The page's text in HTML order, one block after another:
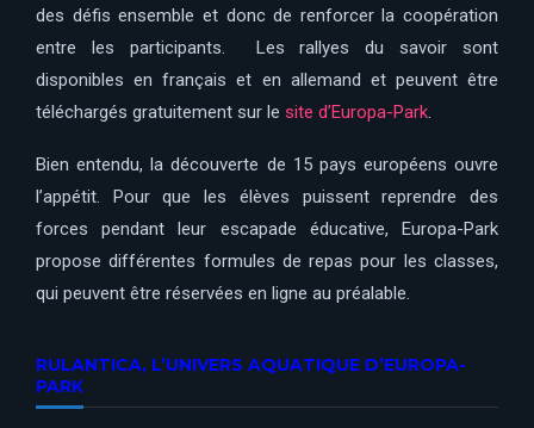
des défis ensemble et donc de renforcer la coopération
entre les participants. Les rallyes du savoir sont
disponibles en français et en allemand et peuvent être
téléchargés gratuitement sur le site d’Europa-Park.
Bien entendu, la découverte de 15 pays européens ouvre
l’appétit. Pour que les élèves puissent reprendre des
forces pendant leur escapade éducative, Europa-Park
propose différentes formules de repas pour les classes,
qui peuvent être réservées en ligne au préalable.
RULANTICA, L’UNIVERS AQUATIQUE D’EUROPA-
PARK